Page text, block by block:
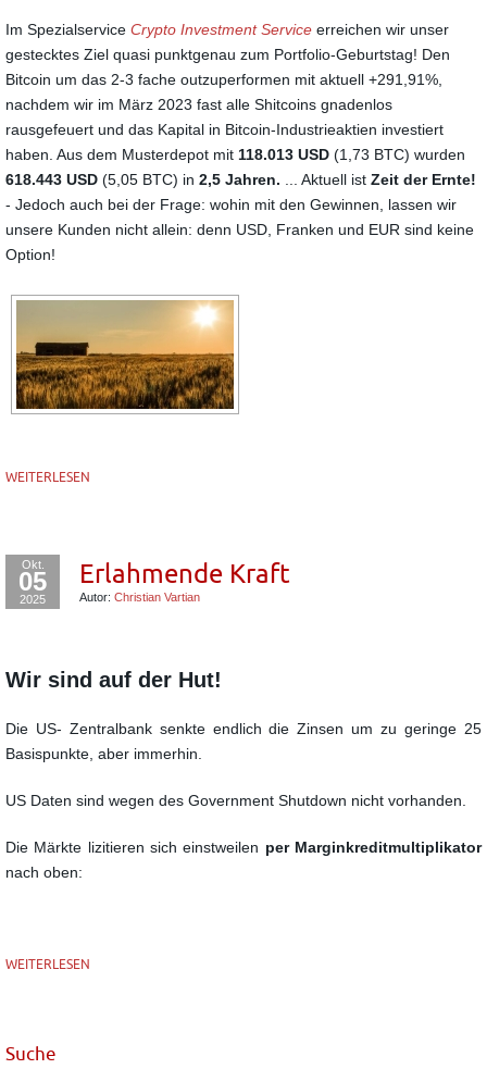
Im Spezialservice Crypto Investment Service erreichen wir unser
gestecktes Ziel quasi punktgenau zum Portfolio-Geburtstag! Den
Bitcoin um das 2-3 fache outzuperformen mit aktuell +291,91%,
nachdem wir im März 2023 fast alle Shitcoins gnadenlos
rausgefeuert und das Kapital in Bitcoin-Industrieaktien investiert
haben. Aus dem Musterdepot mit 118.013 USD (1,73 BTC) wurden
618.443 USD (5,05 BTC) in 2,5 Jahren. ... Aktuell ist Zeit der Ernte!
- Jedoch auch bei der Frage: wohin mit den Gewinnen, lassen wir
unsere Kunden nicht allein: denn USD, Franken und EUR sind keine
Option!
WEITERLESEN
Okt.
05
2025
Erlahmende Kraft
Autor: Christian Vartian
Wir sind auf der Hut!
Die US- Zentralbank senkte endlich die Zinsen um zu geringe 25
Basispunkte, aber immerhin.
US Daten sind wegen des Government Shutdown nicht vorhanden.
Die Märkte lizitieren sich einstweilen per Marginkreditmultiplikator
nach oben:
WEITERLESEN
Suche